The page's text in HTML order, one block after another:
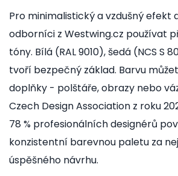
Pro minimalistický a vzdušný efekt
odborníci z Westwing.cz používat
tóny. Bílá (RAL 9010), šedá (NCS S
tvoří bezpečný základ. Barvu
doplňky - polštáře, obrazy nebo
Czech Design Association z roku
78 % profesionálních designérů
konzistentní barevnou paletu za
úspěšného návrhu.